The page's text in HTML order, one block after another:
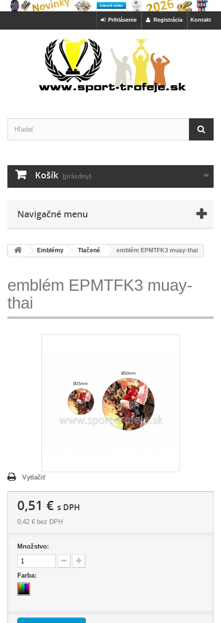
Kontakt
Registrácia
Prihlásenie
Košík (prázdny)
Navigačné menu
Emblémy Tlačené emblém EPMTFK3 muay-thai
emblém EPMTFK3 muay-
thai
Vytlačiť
0,51 € s DPH
0,42 € bez DPH
Množstvo:
Farba: